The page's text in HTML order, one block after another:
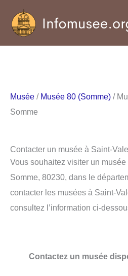
contenu
Musée / Musée 80 (Somme) /
Somme
Contacter un musée à Saint-
Vous souhaitez visiter un
Somme, 80230, dans le
contacter les musées à Saint-
consultez l’information ci-
Contactez un musée